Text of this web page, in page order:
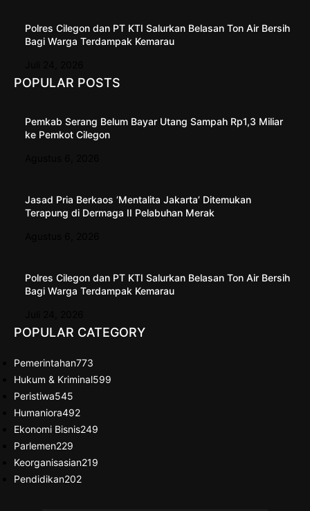
Polres Cilegon dan PT KTI Salurkan Belasan Ton Air Bersih
Bagi Warga Terdampak Kemarau
POPULAR POSTS
Pemkab Serang Belum Bayar Utang Sampah Rp1,3 Miliar
ke Pemkot Cilegon
Jasad Pria Berkaos ‘Mentalita Jakarta’ Ditemukan
Terapung di Dermaga II Pelabuhan Merak
Polres Cilegon dan PT KTI Salurkan Belasan Ton Air Bersih
Bagi Warga Terdampak Kemarau
POPULAR CATEGORY
Pemerintahan773
Hukum & Kriminal599
Peristiwa545
Humaniora492
Ekonomi Bisnis249
Parlemen229
Keorganisasian219
Pendidikan202